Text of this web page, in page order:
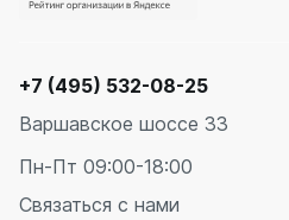
+7 (495) 532-08-25
Варшавское шоссе 33
Пн-Пт 09:00-18:00
Связаться с нами